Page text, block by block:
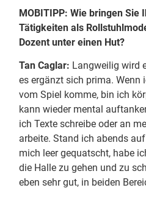
MOBITIPP: Wie bringen Sie
Tätigkeiten als
Dozent unter einen Hut?
Tan Caglar: Langweilig wird
es ergänzt sich prima. Wenn
vom Spiel komme, bin ich
kann wieder mental
ich Texte schreibe oder an
arbeite. Stand ich abends
mich leer gequatscht, habe
die Halle zu gehen und zu
eben sehr gut, in beiden